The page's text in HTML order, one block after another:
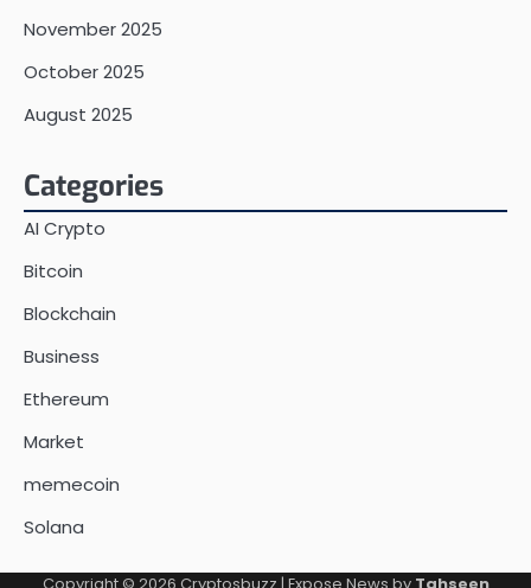
November 2025
October 2025
August 2025
Categories
AI Crypto
Bitcoin
Blockchain
Business
Ethereum
Market
memecoin
Solana